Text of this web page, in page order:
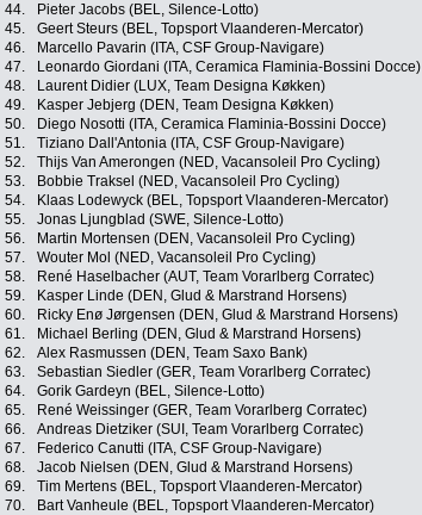
44.
Pieter Jacobs (BEL, Silence-Lotto)
45.
Geert Steurs (BEL, Topsport Vlaanderen-Mercator)
46.
Marcello Pavarin (ITA, CSF Group-Navigare)
47.
Leonardo Giordani (ITA, Ceramica Flaminia-Bossini Docce)
48.
Laurent Didier (LUX, Team Designa Køkken)
49.
Kasper Jebjerg (DEN, Team Designa Køkken)
50.
Diego Nosotti (ITA, Ceramica Flaminia-Bossini Docce)
51.
Tiziano Dall'Antonia (ITA, CSF Group-Navigare)
52.
Thijs Van Amerongen (NED, Vacansoleil Pro Cycling)
53.
Bobbie Traksel (NED, Vacansoleil Pro Cycling)
54.
Klaas Lodewyck (BEL, Topsport Vlaanderen-Mercator)
55.
Jonas Ljungblad (SWE, Silence-Lotto)
56.
Martin Mortensen (DEN, Vacansoleil Pro Cycling)
57.
Wouter Mol (NED, Vacansoleil Pro Cycling)
58.
René Haselbacher (AUT, Team Vorarlberg Corratec)
59.
Kasper Linde (DEN, Glud & Marstrand Horsens)
60.
Ricky Enø Jørgensen (DEN, Glud & Marstrand Horsens)
61.
Michael Berling (DEN, Glud & Marstrand Horsens)
62.
Alex Rasmussen (DEN, Team Saxo Bank)
63.
Sebastian Siedler (GER, Team Vorarlberg Corratec)
64.
Gorik Gardeyn (BEL, Silence-Lotto)
65.
René Weissinger (GER, Team Vorarlberg Corratec)
66.
Andreas Dietziker (SUI, Team Vorarlberg Corratec)
67.
Federico Canutti (ITA, CSF Group-Navigare)
68.
Jacob Nielsen (DEN, Glud & Marstrand Horsens)
69.
Tim Mertens (BEL, Topsport Vlaanderen-Mercator)
70.
Bart Vanheule (BEL, Topsport Vlaanderen-Mercator)